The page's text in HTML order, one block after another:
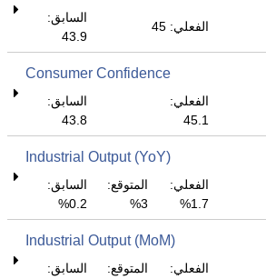
الفعلي: 45
السابق:
43.9
Consumer Confidence
الفعلي:
45.1
السابق:
43.8
Industrial Output (YoY)
الفعلي:
1.7%
المتوقع:
3%
السابق:
0.2%
Industrial Output (MoM)
الفعلي:
المتوقع:
السابق: